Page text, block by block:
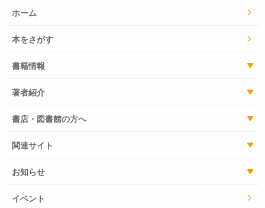
ホーム
本をさがす
書籍情報
著者紹介
書店・図書館の方へ
関連サイト
お知らせ
イベント